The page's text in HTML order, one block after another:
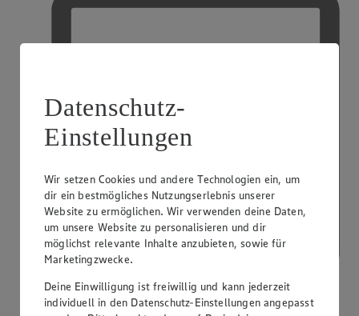
Kostenfreie Parkplätze
Datenschutz-
Einstellungen
Wir setzen Cookies und andere Technologien ein, um
dir ein bestmögliches Nutzungserlebnis unserer
Website zu ermöglichen. Wir verwenden deine Daten,
um unsere Website zu personalisieren und dir
möglichst relevante Inhalte anzubieten, sowie für
Marketingzwecke.
Deine Einwilligung ist freiwillig und kann jederzeit
individuell in den Datenschutz-Einstellungen angepasst